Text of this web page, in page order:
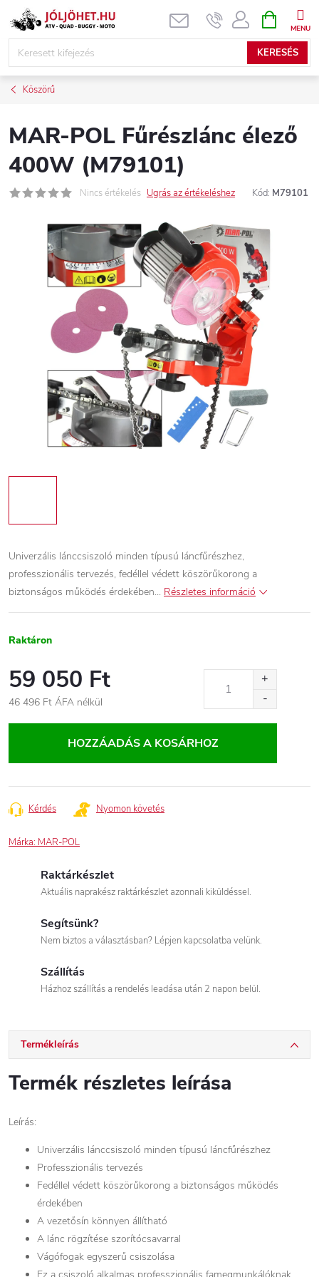
Ugrás
KERESÉS
KOSÁR
Köszörű
MAR-POL Fűrészlánc élező
400W (M79101)
Nincs értékelés Ugrás az értékeléshez Kód: M79101
Univerzális lánccsiszoló minden típusú láncfűrészhez,
professzionális tervezés, fedéllel védett köszörűkorong a
biztonságos működés érdekében... Részletes információ
Raktáron
59 050 Ft
46 496 Ft ÁFA nélkül
HOZZÁADÁS A KOSÁRHOZ
Kérdés Nyomon követés
Márka: MAR-POL
Raktárkészlet
Aktuális naprakész raktárkészlet azonnali kiküldéssel.
Segítsünk?
Nem biztos a választásban? Lépjen kapcsolatba velünk.
Szállítás
Házhoz szállítás a rendelés leadása után 2 napon belül.
Termékleírás
Termék részletes leírása
Leírás:
Univerzális lánccsiszoló minden típusú láncfűrészhez
Professzionális tervezés
Fedéllel védett köszörűkorong a biztonságos működés
érdekében
A vezetősín könnyen állítható
A lánc rögzítése szorítócsavarral
Vágófogak egyszerű csiszolása